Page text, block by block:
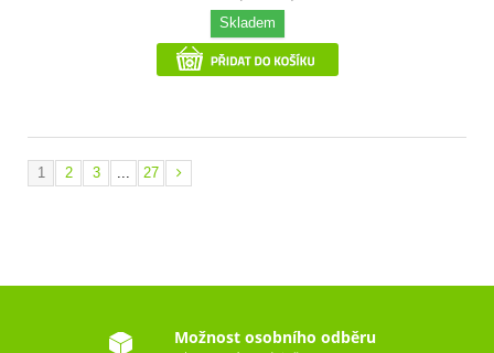
Skladem
1 2 3 ... 27
Možnost osobního odběru